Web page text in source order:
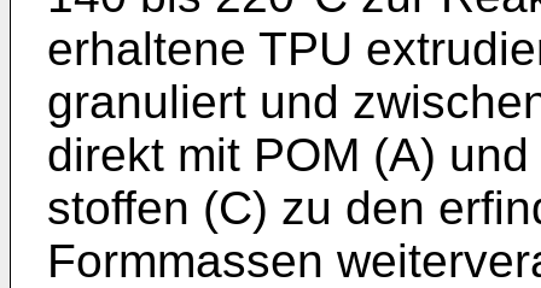
erhaltene TPU
granuliert und
direkt mit POM (A)
stoffen (C) zu den
Formmassen